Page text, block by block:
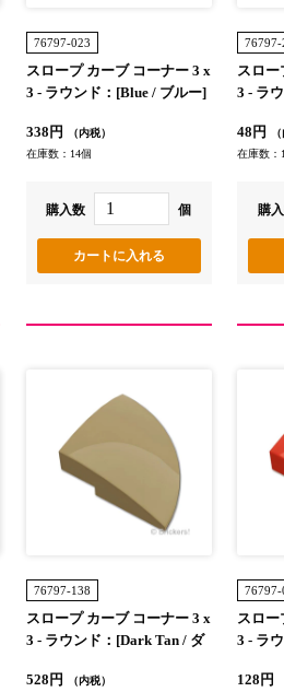
76797-023
スロープ カーブ コーナー 3 x
3 - ラウンド：[Blue / ブルー]
338円
（内税）
在庫数：14個
購入数 個
76797-
スロー
3 - ラ
48円
在庫数：
購
76797-138
スロープ カーブ コーナー 3 x
3 - ラウンド：[Dark Tan / ダ
528円
（内税）
76797-
スロー
3 - ラ
128円